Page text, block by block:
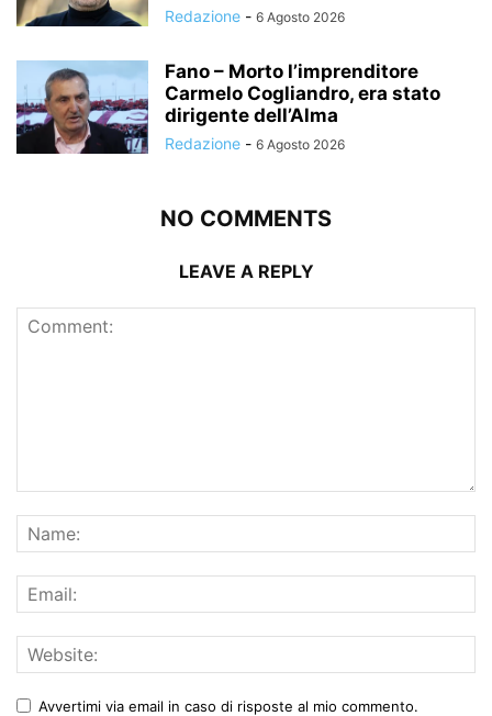
Redazione - 6 Agosto 2026
Fano – Morto l’imprenditore
Carmelo Cogliandro, era stato
dirigente dell’Alma
Redazione - 6 Agosto 2026
NO COMMENTS
LEAVE A REPLY
Avvertimi via email in caso di risposte al mio commento.